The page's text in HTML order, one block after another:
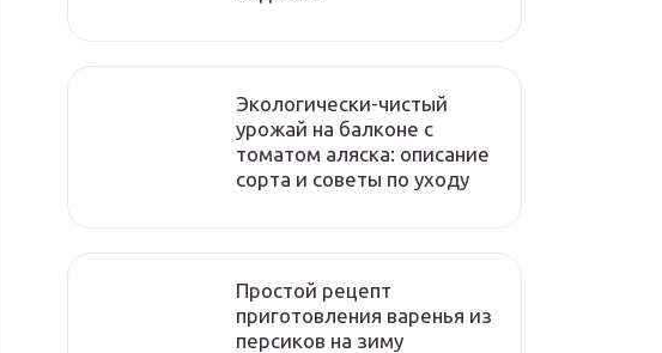
Экологически-чистый
урожай на балконе с
томатом аляска: описание
сорта и советы по уходу
Простой рецепт
приготовления варенья из
персиков на зиму